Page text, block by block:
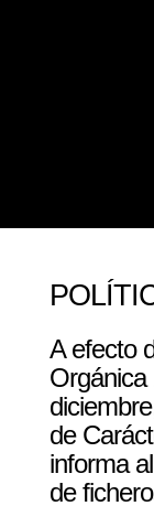
A efecto
Orgánica
de
informa
de